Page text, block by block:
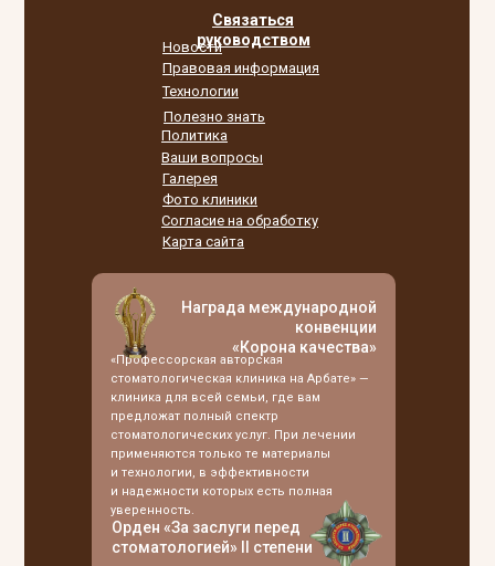
Связаться
руководством
Новости
Полезно знать
Правовая информация
Политика
Согласие на обработку
Карта сайта
Галерея
Фото клиники
Ваши вопросы
Технологии
«Профессорская авторская
стоматологическая клиника на Арбате» —
клиника для всей семьи, где вам
предложат полный спектр
стоматологических услуг. При лечении
применяются только те материалы
и технологии, в эффективности
и надежности которых есть полная
уверенность.
Награда международной
конвенции
«Корона качества»
Орден «За заслуги перед
стоматологией» II степени